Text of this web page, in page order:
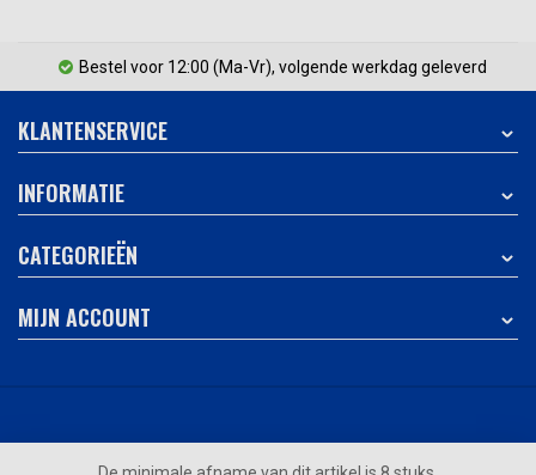
Bestel voor 12:00 (Ma-Vr), volgende werkdag geleverd
KLANTENSERVICE
INFORMATIE
CATEGORIEËN
MIJN ACCOUNT